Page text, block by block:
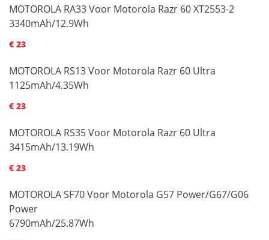
MOTOROLA RA33 Voor Motorola Razr 60 XT2553-2
3340mAh/12.9Wh
€ 23
MOTOROLA RS13 Voor Motorola Razr 60 Ultra
1125mAh/4.35Wh
€ 23
MOTOROLA RS35 Voor Motorola Razr 60 Ultra
3415mAh/13.19Wh
€ 23
MOTOROLA SF70 Voor Motorola G57 Power/G67/G06
Power
6790mAh/25.87Wh